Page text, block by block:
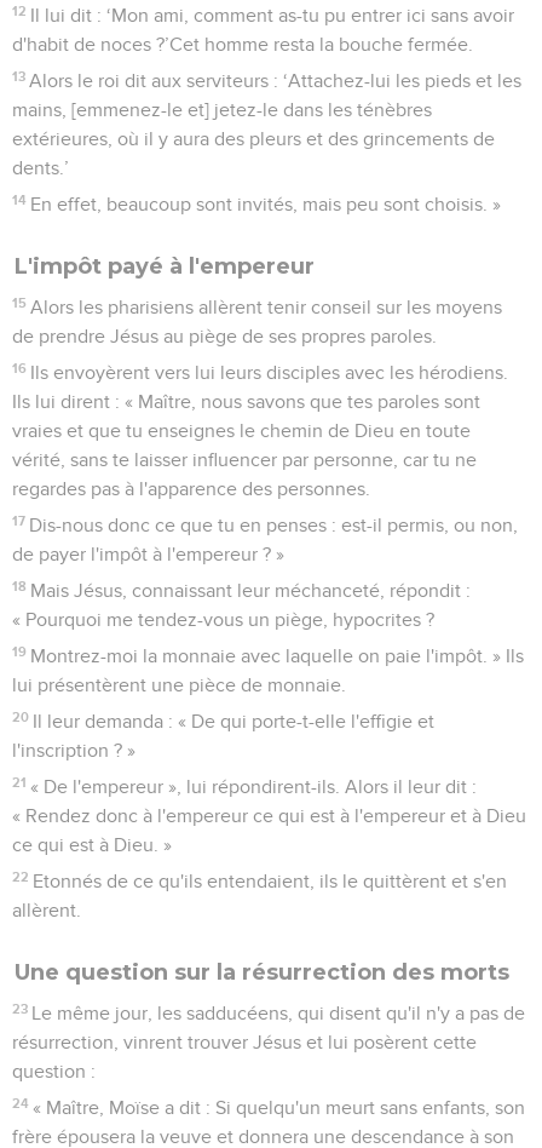
12 Il lui dit : ‘Mon ami, comment as-tu pu entrer ici sans avoir
d'habit de noces ?’Cet homme resta la bouche fermée.
13 Alors le roi dit aux serviteurs : ‘Attachez-lui les pieds et les
mains, [emmenez-le et] jetez-le dans les ténèbres
extérieures, où il y aura des pleurs et des grincements de
dents.’
14 En effet, beaucoup sont invités, mais peu sont choisis. »
L'impôt payé à l'empereur
15 Alors les pharisiens allèrent tenir conseil sur les moyens
de prendre Jésus au piège de ses propres paroles.
16 Ils envoyèrent vers lui leurs disciples avec les hérodiens.
Ils lui dirent : « Maître, nous savons que tes paroles sont
vraies et que tu enseignes le chemin de Dieu en toute
vérité, sans te laisser influencer par personne, car tu ne
regardes pas à l'apparence des personnes.
17 Dis-nous donc ce que tu en penses : est-il permis, ou non,
de payer l'impôt à l'empereur ? »
18 Mais Jésus, connaissant leur méchanceté, répondit :
« Pourquoi me tendez-vous un piège, hypocrites ?
19 Montrez-moi la monnaie avec laquelle on paie l'impôt. » Ils
lui présentèrent une pièce de monnaie.
20 Il leur demanda : « De qui porte-t-elle l'effigie et
l'inscription ? »
21 « De l'empereur », lui répondirent-ils. Alors il leur dit :
« Rendez donc à l'empereur ce qui est à l'empereur et à Dieu
ce qui est à Dieu. »
22 Etonnés de ce qu'ils entendaient, ils le quittèrent et s'en
allèrent.
Une question sur la résurrection des morts
23 Le même jour, les sadducéens, qui disent qu'il n'y a pas de
résurrection, vinrent trouver Jésus et lui posèrent cette
question :
24 « Maître, Moïse a dit : Si quelqu'un meurt sans enfants, son
frère épousera la veuve et donnera une descendance à son